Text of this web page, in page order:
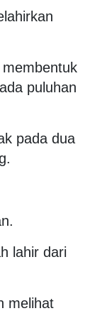
puluhan
pada dua
lahir dari
melihat